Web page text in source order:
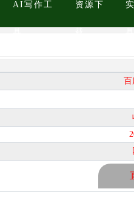
AI写作工 资源下
百